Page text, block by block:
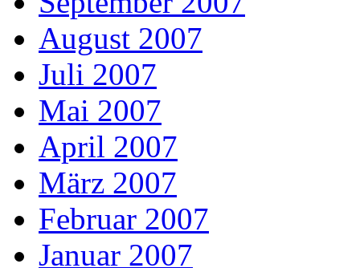
August 2007
Juli 2007
Mai 2007
April 2007
März 2007
Februar 2007
Januar 2007